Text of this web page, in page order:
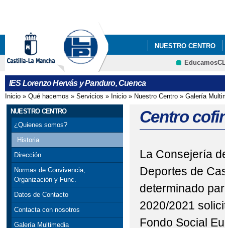
NUESTRO CENTRO
FORMACIÓN
IES Lorenzo Hervás y Panduro, Cuenca
Se encuentra usted aquí
Inicio » Qué hacemos » Servicios » Inicio » Nuestro Centro » Galería
NUESTRO CENTRO
¿Quienes somos?
Historia
Dirección
Normas de Convivencia,
Organización y Func.
Datos de Contacto
Contacta con nosotros
Galería Multimedia
Centro
La Consejería
Deportes de
determinado
2020/2021
Fondo Social